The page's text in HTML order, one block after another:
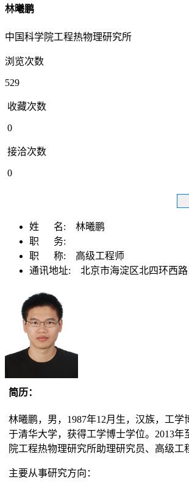
林曦鹏
中国科学院工程热物理研究所
浏览次数
529
收藏次数
0
接洽次数
0
姓 名: 林曦鹏
职 务:
职 称: 高级工程师
通讯地址: 北京市海淀区北四环西路
简历：
林曦鹏，男，1987年12月生，汉族，工学
于清华大学，获得工学博士学位。2013年
院工程热物理研究所助理研究员、高级工
主要从事研究方向：